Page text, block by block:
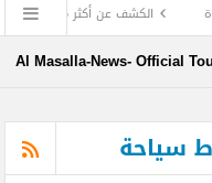
أكثر من 2000 رؤوس الكباش المحنطة تعود للعصر البطلمي في منطقة أبيدوس
Al Masalla-News- Official
سياحة